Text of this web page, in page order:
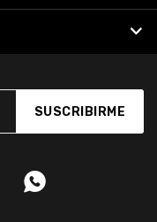
SUSCRIBIRME
